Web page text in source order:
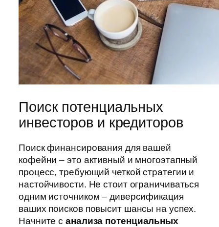
Поиск потенциальных
инвесторов и кредиторов
Поиск финансирования для вашей
кофейни – это активный и многоэтапный
процесс, требующий четкой стратегии и
настойчивости. Не стоит ограничиваться
одним источником – диверсификация
ваших поисков повысит шансы на успех.
Начните санализа потенциальных